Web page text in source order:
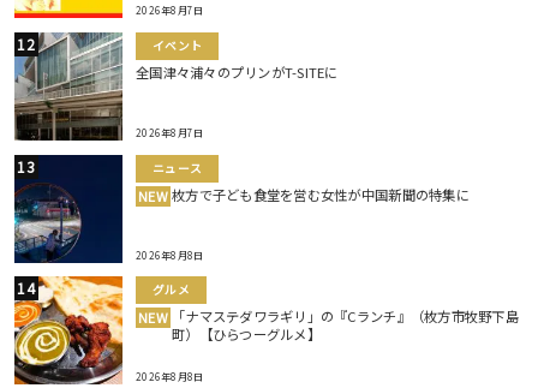
2026年8月7日
イベント
全国津々浦々のプリンがT-SITEに
2026年8月7日
ニュース
NEW 枚方で子ども食堂を営む女性が中国新聞の特集に
2026年8月8日
グルメ
NEW
「ナマステダワラギリ」の『Cランチ』（枚方市牧野下島
町）【ひらつーグルメ】
2026年8月8日